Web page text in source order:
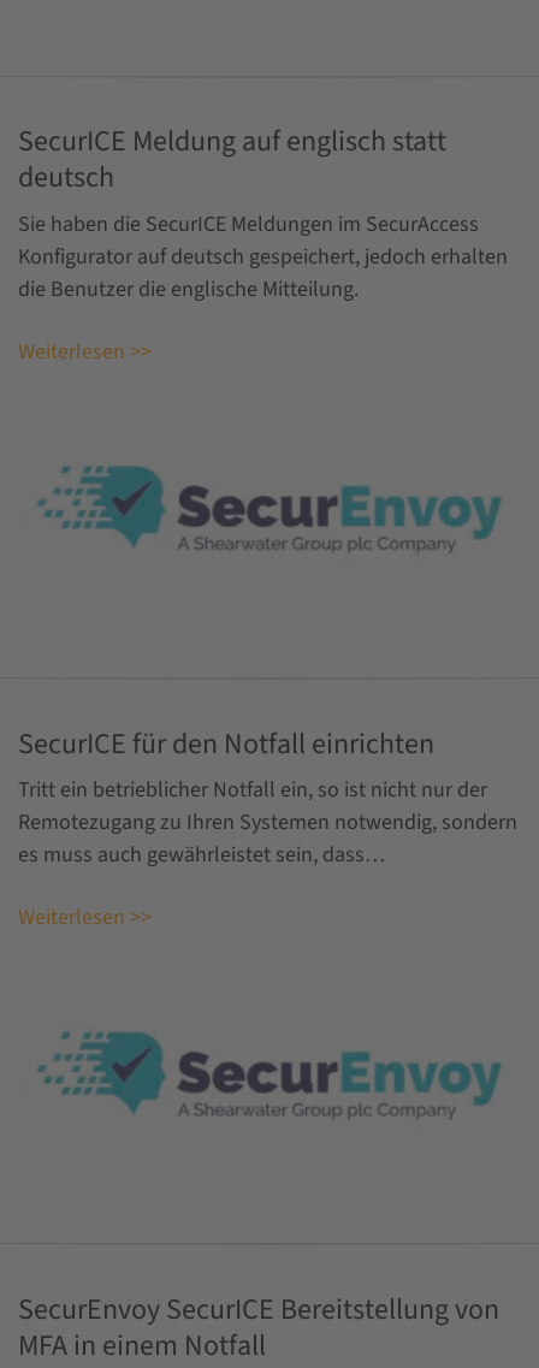
SecurICE Meldung auf englisch statt
deutsch
Sie haben die SecurICE Meldungen im SecurAccess
Konfigurator auf deutsch gespeichert, jedoch erhalten
die Benutzer die englische Mitteilung.
Weiterlesen >>
SecurICE für den Notfall einrichten
Tritt ein betrieblicher Notfall ein, so ist nicht nur der
Remotezugang zu Ihren Systemen notwendig, sondern
es muss auch gewährleistet sein, dass…
Weiterlesen >>
SecurEnvoy SecurICE Bereitstellung von
MFA in einem Notfall